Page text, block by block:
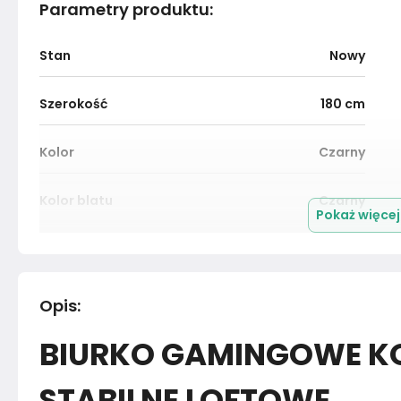
Parametry produktu:
Stan Nowy
Szerokość 180 cm
Kolor Czarny
Kolor blatu Czarny
Podświetlenie LED
Przepust na kable Tak
Materiał Płyta laminowana
Pokaż
Opis:
BIURKO GAMINGOWE